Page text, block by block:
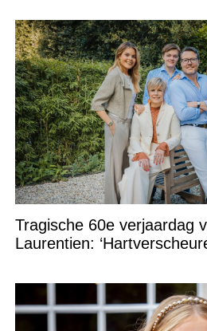
Tragische 60e verjaardag
Laurentien: